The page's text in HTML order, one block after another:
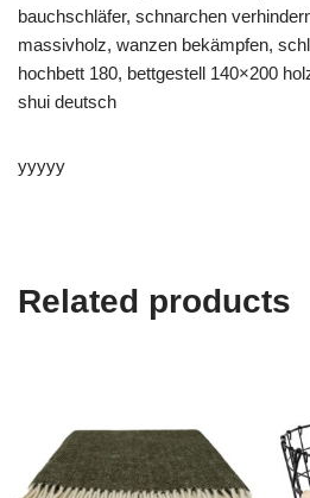
bauchschläfer, schnarchen
massivholz, wanzen bekämpfen,
hochbett 180, bettgestell 140×200
shui deutsch
yyyyy
Related products